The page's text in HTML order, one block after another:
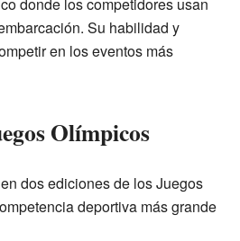
Su habilidad y
en los eventos más
Olímpicos
dos ediciones de los Juegos
deportiva más grande